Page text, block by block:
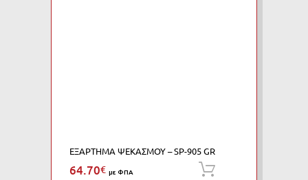
ΕΞΑΡΤΗΜΑ ΨΕΚΑΣΜΟΥ – SP-905 GR
64.70€ με ΦΠΑ